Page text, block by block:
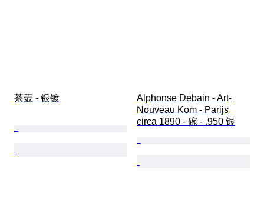
茶壶 - 银镀
Alphonse Debain - Art-
Nouveau Kom - Parijs
circa 1890 - 碗 - .950 银